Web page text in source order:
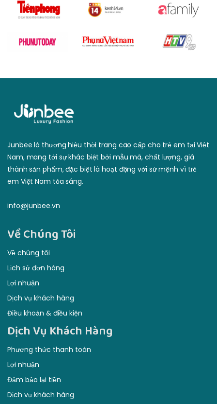
Junbee là thương hiệu thời trang cao cấp cho trẻ em tại Việt
Nam, mang tới sự khác biệt bởi mẫu mã, chất lượng, giá
thành sản phẩm, đặc biệt là hoạt động với sứ mệnh vì trẻ
em Việt Nam tỏa sáng.
info@junbee.vn
Về Chúng Tôi
Về chúng tôi
Lịch sử đơn hàng
Lợi nhuận
Dịch vụ khách hàng
Điều khoản & điều kiện
Dịch Vụ Khách Hàng
Phương thức thanh toán
Lợi nhuận
Đảm bảo lại tiền
Dịch vụ khách hàng